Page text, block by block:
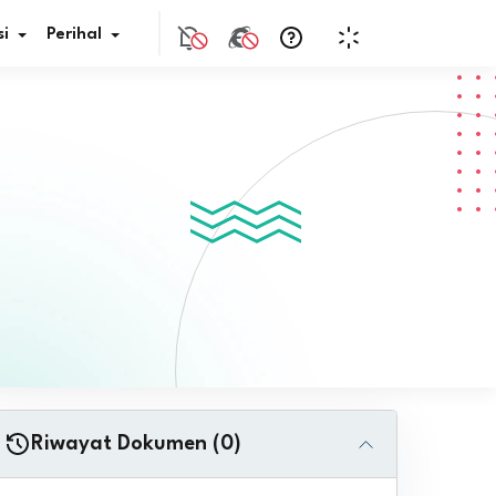
JDIH
Perihal
Riwayat Dokumen (0)